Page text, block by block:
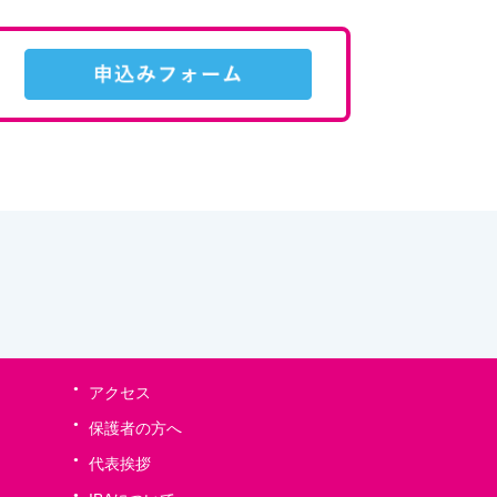
アクセス
保護者の方へ
代表挨拶